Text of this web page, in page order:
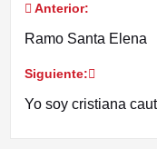
Navegación
entradas
Anterior:
Ramo Santa Elena
Siguiente:
Yo soy cristiana